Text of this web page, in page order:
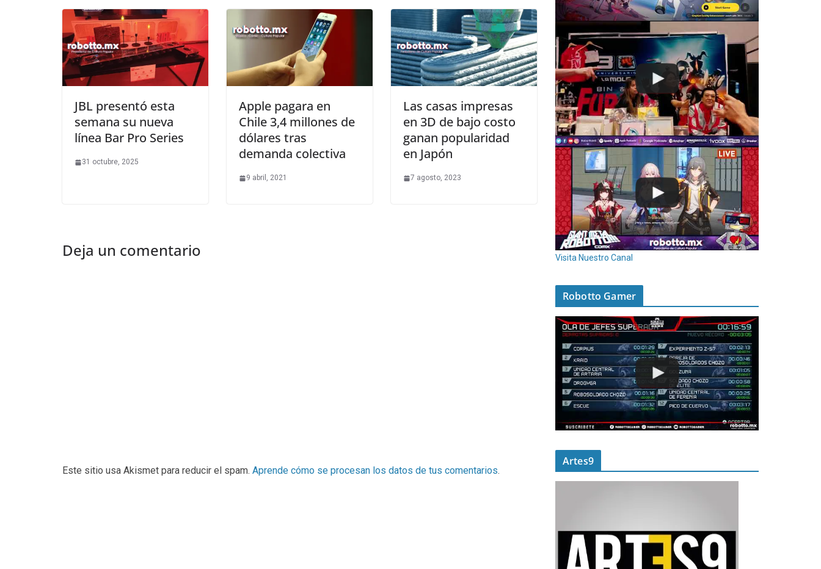
JBL presentó esta
semana su nueva
línea Bar Pro Series
31 octubre, 2025
Apple pagara en
Chile 3,4 millones de
dólares tras
demanda colectiva
9 abril, 2021
Las casas impresas
en 3D de bajo costo
ganan popularidad
en Japón
7 agosto, 2023
Deja un comentario
Este sitio usa Akismet para reducir el spam. Aprende cómo se procesan los datos de tus comentarios.
Visita Nuestro Canal
Robotto Gamer
Artes9